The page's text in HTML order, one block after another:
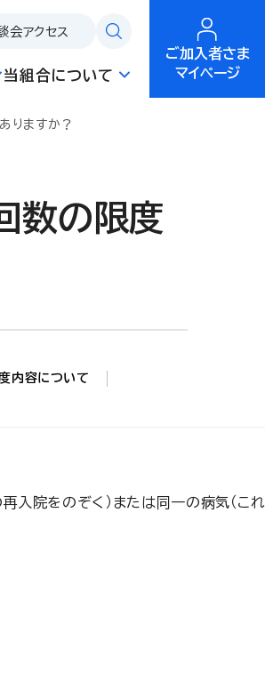
会アクセス
当組合について
ご加入者さま
マイページ
りますか？
数の限度
内容について
をのぞく）または同一の病気（こ